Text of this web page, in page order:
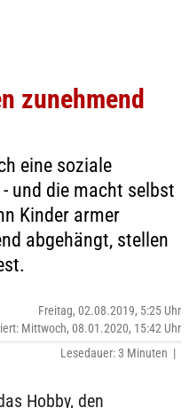
zunehmend
eine soziale
und die macht selbst
Kinder armer
abgehängt, stellen
Freitag, 02.08.2019, 5:25 Uhr
Mittwoch, 08.01.2020, 15:42 Uhr
Lesedauer: 3 Minuten |
Hobby, den